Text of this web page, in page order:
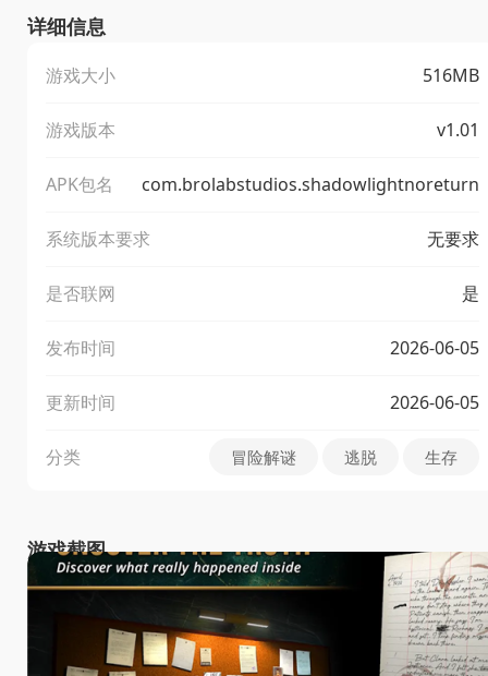
详细信息
游戏大小 516MB
游戏版本 v1.01
APK包名 com.brolabstudios.shadowlightnoreturn
系统版本要求 无要求
是否联网 是
发布时间 2026-06-05
更新时间 2026-06-05
分类 冒险解谜 逃脱 生存
游戏截图